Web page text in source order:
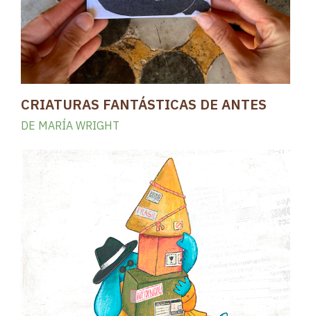
CRIATURAS FANTÁSTICAS DE ANTES
DE MARÍA WRIGHT